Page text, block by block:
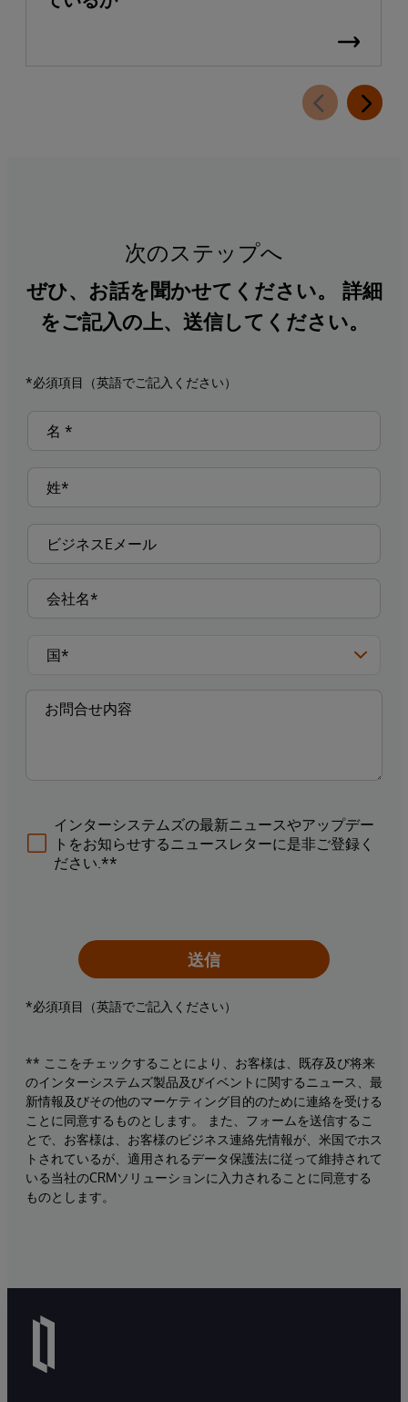
次のステップへ
ぜひ、お話を聞かせてください。 詳細
をご記入の上、送信してください。
*必須項目（英語でご記入ください）
インターシステムズの最新ニュースやアップデー
トをお知らせするニュースレターに是非ご登録く
ださい.**
送信
*必須項目（英語でご記入ください）
** ここをチェックすることにより、お客様は、既存及び将来
のインターシステムズ製品及びイベントに関するニュース、最
新情報及びその他のマーケティング目的のために連絡を受ける
ことに同意するものとします。 また、フォームを送信するこ
とで、お客様は、お客様のビジネス連絡先情報が、米国でホス
トされているが、適用されるデータ保護法に従って維持されて
いる当社のCRMソリューションに入力されることに同意する
ものとします。